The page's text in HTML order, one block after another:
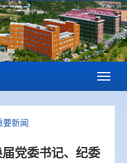
要新闻
党委书记、纪委